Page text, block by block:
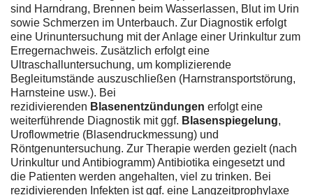
sind Harndrang, Brennen beim Wasserlassen, Blut im Urin
sowie Schmerzen im Unterbauch. Zur Diagnostik erfolgt
eine Urinuntersuchung mit der Anlage einer Urinkultur zum
Erregernachweis. Zusätzlich erfolgt eine
Ultraschalluntersuchung, um komplizierende
Begleitumstände auszuschließen (Harnstransportstörung,
Harnsteine usw.). Bei
rezidivierenden Blasenentzündungen erfolgt eine
weiterführende Diagnostik mit ggf. Blasenspiegelung,
Uroflowmetrie (Blasendruckmessung) und
Röntgenuntersuchung. Zur Therapie werden gezielt (nach
Urinkultur und Antibiogramm) Antibiotika eingesetzt und
die Patienten werden angehalten, viel zu trinken. Bei
rezidivierenden Infekten ist ggf. eine Langzeitprophylaxe